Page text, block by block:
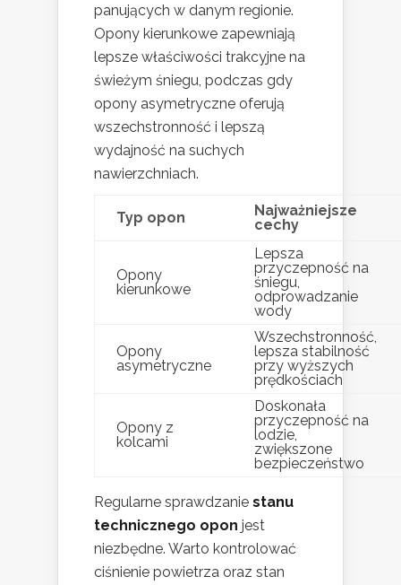
panujących w danym regionie.
Opony kierunkowe zapewniają
lepsze właściwości trakcyjne na
świeżym śniegu, podczas gdy
opony asymetryczne oferują
wszechstronność i lepszą
wydajność na suchych
nawierzchniach.
Typ opon
Najważniejsze
cechy
Opony
kierunkowe
Lepsza
przyczepność na
śniegu,
odprowadzanie
wody
Opony
asymetryczne
Wszechstronność,
lepsza stabilność
przy wyższych
prędkościach
Opony z
kolcami
Doskonała
przyczepność na
lodzie,
zwiększone
bezpieczeństwo
Regularne sprawdzanie stanu
technicznego opon jest
niezbędne. Warto kontrolować
ciśnienie powietrza oraz stan